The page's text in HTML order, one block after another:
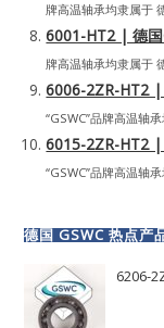
牌高温轴承均隶属于
6001-HT2 | 德国
牌高温轴承均隶属于
6006-2ZR-HT2 |
“GSWC”品牌高温轴
6015-2ZR-HT2 |
“GSWC”品牌高温轴
德国 GSWC 热点产
6206-